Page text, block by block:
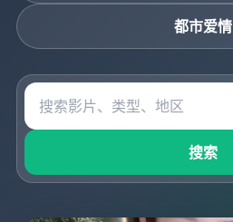
都市爱情
搜索